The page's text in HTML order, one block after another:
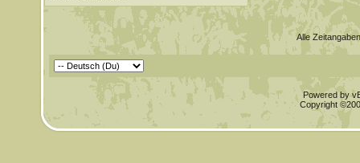
Alle
Powered by
Copyright